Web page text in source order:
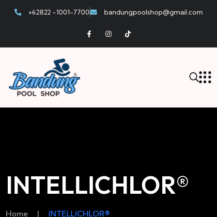
+62822 -1001-7700 bandungpoolshop@gmail.com
INTELLICHLOR®
Home | INTELLICHLOR®